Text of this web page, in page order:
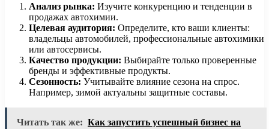
Анализ рынка: Изучите конкуренцию и тенденции в
продажах автохимии.
Целевая аудитория: Определите, кто ваши клиенты:
владельцы автомобилей, профессиональные автохимики
или автосервисы.
Качество продукции: Выбирайте только проверенные
бренды и эффективные продукты.
Сезонность: Учитывайте влияние сезона на спрос.
Например, зимой актуальны защитные составы.
Читать так же: Как запустить успешный бизнес на